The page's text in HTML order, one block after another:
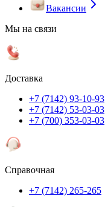
Вакансии
Мы на связи
Доставка
+7 (7142) 93-10-93
+7 (7142) 53-03-03
+7 (700) 353-03-03
Справочная
+7 (7142) 265-265